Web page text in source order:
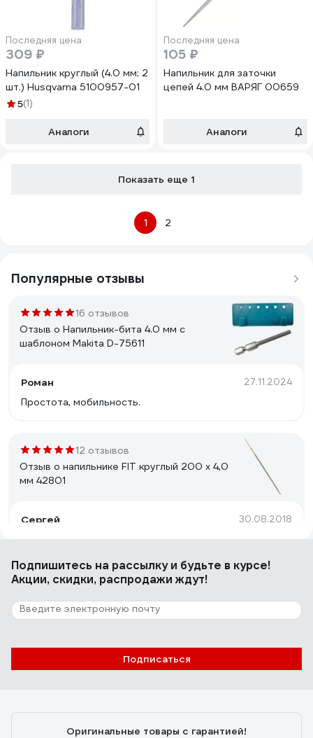
Последняя цена
309 ₽
Напильник круглый (4.0 мм; 2
шт.) Husqvarna 5100957-01
5(1)
Аналоги
Последняя цена
105 ₽
Напильник для заточки
цепей 4.0 мм ВАРЯГ 00659
Аналоги
Показать еще 1
1 2
Популярные отзывы
16 отзывов
Отзыв о Напильник-бита 4.0 мм с
шаблоном Makita D-75611
Роман 27.11.2024
Простота, мобильность.
12 отзывов
Отзыв о напильнике FIT круглый 200 х 4,0
мм 42801
Сергей 30.08.2018
Сплошное достоинство
49 отзывов
Отзыв о напильнике DDE с ручкой 4,0 мм -
5/32 648-281
Подпишитесь на рассылкуи будьте в курсе!
Акции, скидки, распродажи ждут!
Подписаться
Оригинальные товары с гарантией!